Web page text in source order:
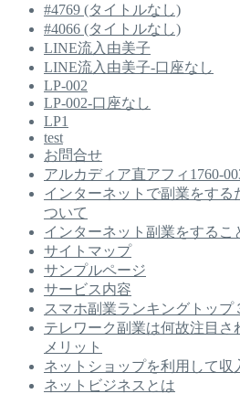
#4769 (タイトルなし)
#4066 (タイトルなし)
LINE流入由美子
LINE流入由美子-口座なし
LP-002
LP-002-口座なし
LP1
test
お問合せ
アルカディア直アフィ1760-
インターネットで副業をする
ついて
インターネット副業をするこ
サイトマップ
サンプルページ
サービス内容
スマホ副業ランキングトップ
テレワーク副業は何故注目
メリット
ネットショップを利用して収
ネットビジネスとは